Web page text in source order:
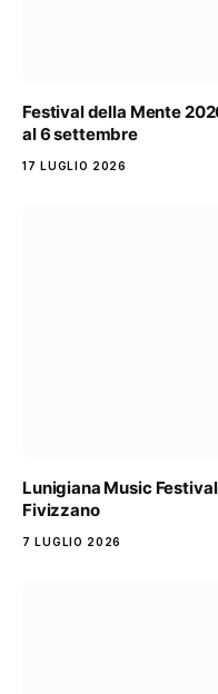
Festival della Mente
al 6 settembre
17 LUGLIO 2026
Lunigiana Music
Fivizzano
7 LUGLIO 2026